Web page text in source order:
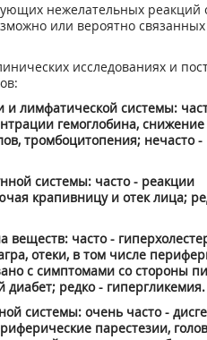
нежелательных реакций
или вероятно
исследованиях и
лимфатической системы:
гемоглобина,
тромбоцитопения; нечасто
системы: часто - реакции
крапивницу и отек лица;
часто -
отеки, в том числе
с симптомами со стороны
редко - гипергликемия.
системы: очень часто -
парестезии,